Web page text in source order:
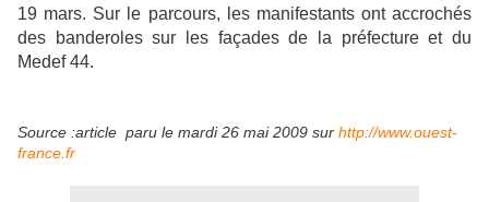
19 mars. Sur le parcours, les manifestants ont accrochés
des banderoles sur les façades de la préfecture et du
Medef 44.
Source :article paru le mardi 26 mai 2009 sur http://www.ouest-
france.fr